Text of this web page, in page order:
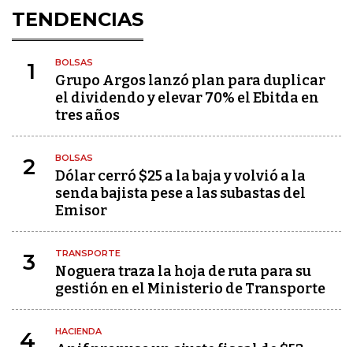
TENDENCIAS
1 BOLSAS
Grupo Argos lanzó plan para duplicar
el dividendo y elevar 70% el Ebitda en
tres años
2 BOLSAS
Dólar cerró $25 a la baja y volvió a la
senda bajista pese a las subastas del
Emisor
3 TRANSPORTE
Noguera traza la hoja de ruta para su
gestión en el Ministerio de Transporte
4 HACIENDA